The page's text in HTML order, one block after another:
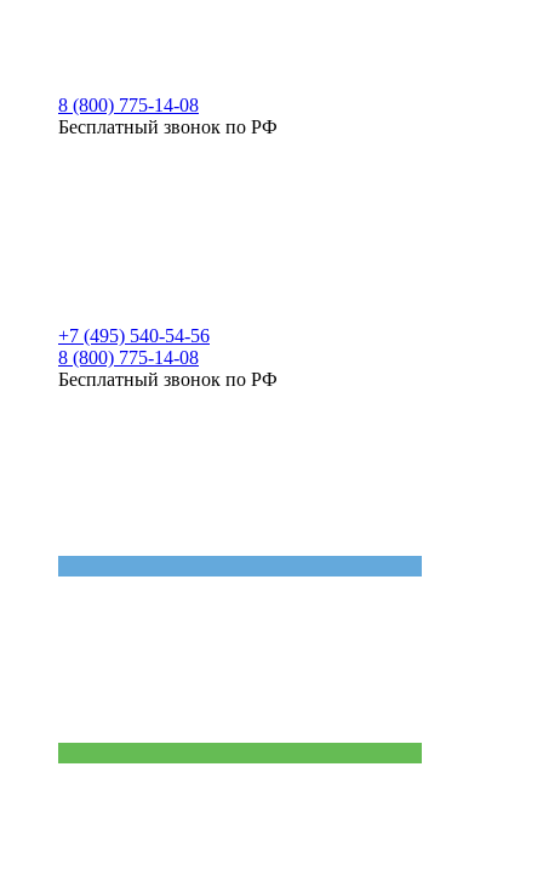
8 (800) 775-14-08
Бесплатный звонок по РФ
+7 (495) 540-54-56
8 (800) 775-14-08
Бесплатный звонок по РФ